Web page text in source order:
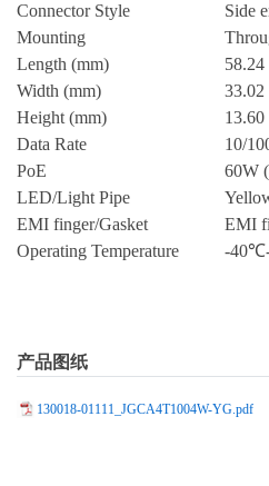
Connector Style
Side
Mounting
Length (mm)
58.24
Width (mm)
33.02
Height (mm)
13.60
Data Rate
10/
PoE
60W
LED/Light Pipe
EMI finger/Gasket
EMI
Operating Temperature
-
产品图纸
130018-01111_JGCA4T1004W-YG.pdf